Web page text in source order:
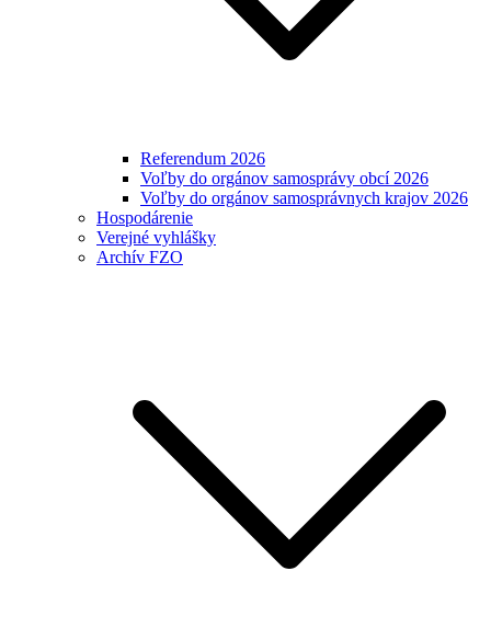
Referendum 2026
Voľby do orgánov samosprávy obcí 2026
Voľby do orgánov samosprávnych krajov 2026
Hospodárenie
Verejné vyhlášky
Archív FZO